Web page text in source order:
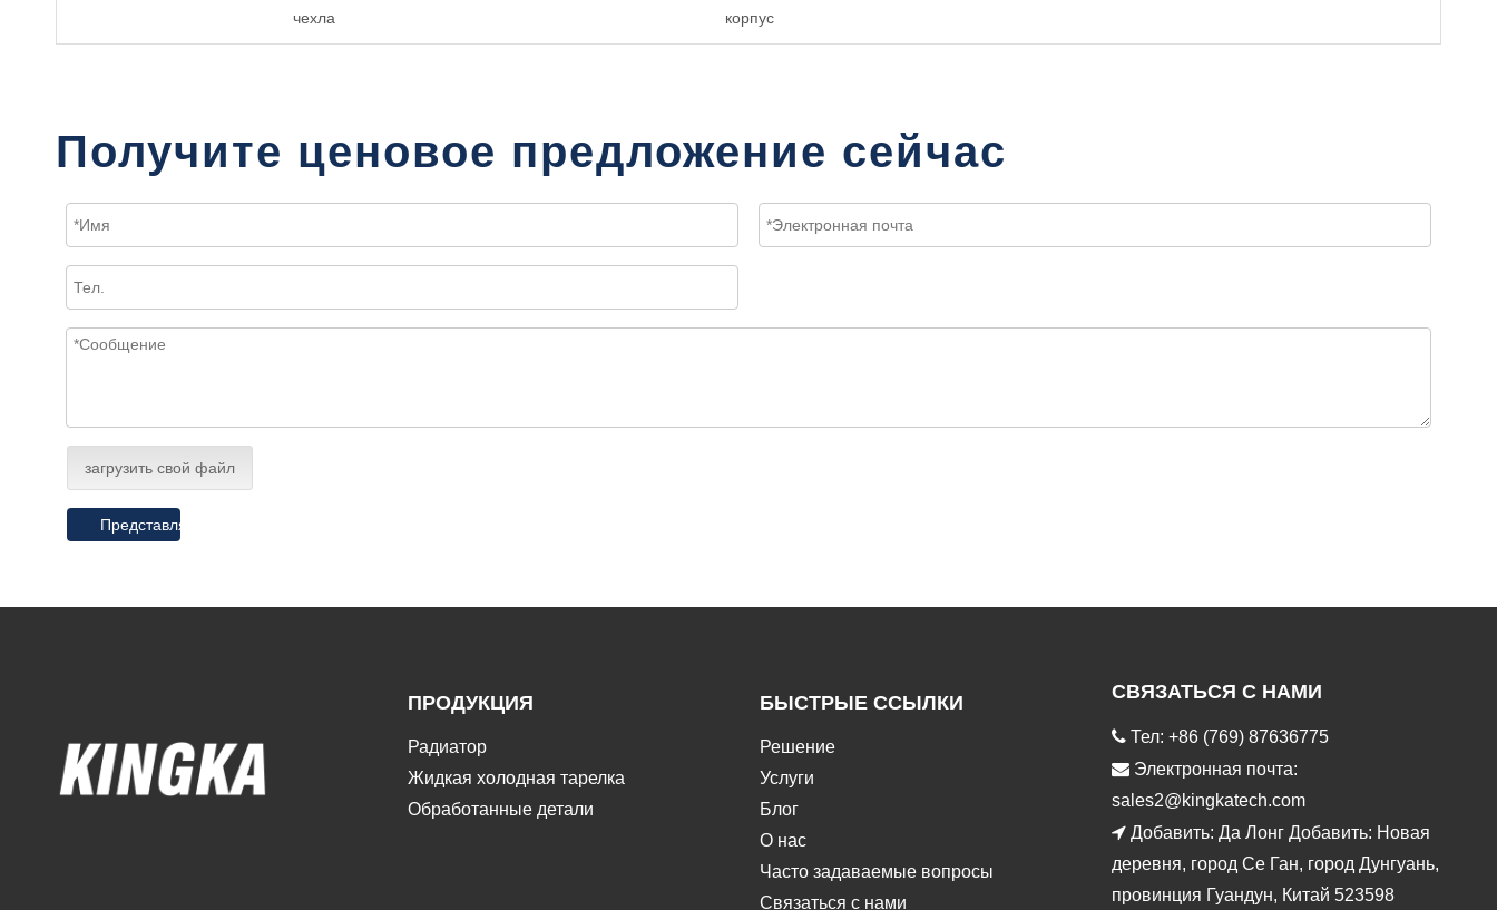
чехла
корпус
Получите ценовое предложение сейчас
загрузить свой файл
Представлять на рассмотрение
ПРОДУКЦИЯ
Радиатор
Жидкая холодная тарелка
Обработанные детали
БЫСТРЫЕ ССЫЛКИ
Решение
Услуги
Блог
О нас
Часто задаваемые вопросы
Связаться с нами
СВЯЗАТЬСЯ С НАМИ
Тел: +86 (769) 87636775
Электронная почта:
sales2@kingkatech.com
Добавить: Да Лонг Добавить: Новая
деревня, город Се Ган, город Дунгуань,
провинция Гуандун, Китай 523598